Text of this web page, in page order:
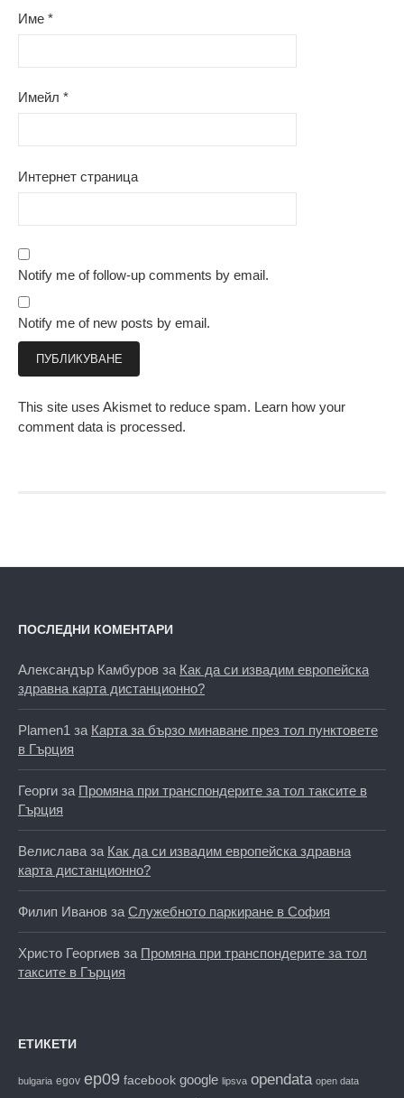
Име *
Имейл *
Интернет страница
Notify me of follow-up comments by email.
Notify me of new posts by email.
This site uses Akismet to reduce spam. Learn how your
comment data is processed.
ПОСЛЕДНИ КОМЕНТАРИ
Александър Камбуров за Как да си извадим европейска
здравна карта дистанционно?
Plamen1 за Карта за бързо минаване през тол пунктовете
в Гърция
Георги за Промяна при транспондерите за тол таксите в
Гърция
Велислава за Как да си извадим европейска здравна
карта дистанционно?
Филип Иванов за Служебното паркиране в София
Христо Георгиев за Промяна при транспондерите за тол
таксите в Гърция
ЕТИКЕТИ
bulgaria egov ep09 facebook google lipsva opendata open data